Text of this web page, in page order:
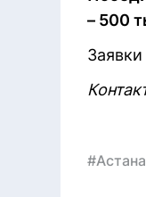
– 500
#Астана